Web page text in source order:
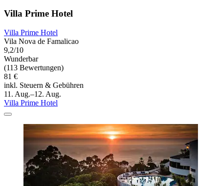
Villa Prime Hotel
Villa Prime Hotel
Vila Nova de Famalicao
9,2/10
Wunderbar
(113 Bewertungen)
81 €
inkl. Steuern & Gebühren
11. Aug.–12. Aug.
Villa Prime Hotel